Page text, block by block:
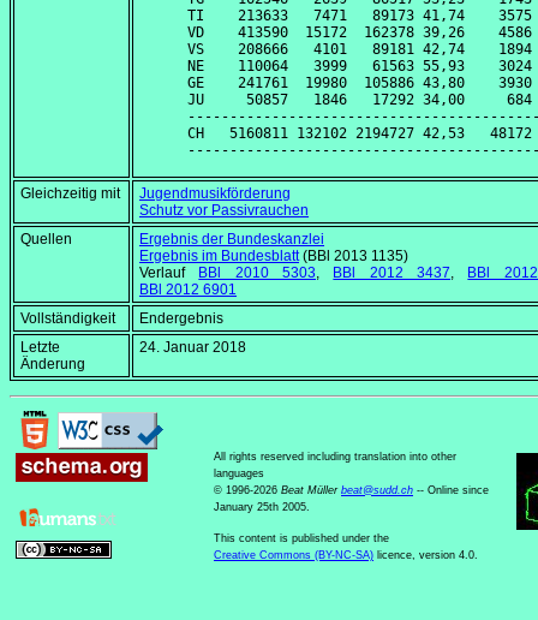
TI    213633   7471   89173 41,74
VD    413590  15172  162378 39,26
VS    208666   4101   89181 42,74
NE    110064   3999   61563 55,93
GE    241761  19980  105886 43,80
JU     50857   1846   17292 34,00
CH   5160811 132102 2194727 42,53
Gleichzeitig mit
Jugendmusikförderung
Schutz vor Passivrauchen
Quellen
Ergebnis der Bundeskanzlei
Ergebnis im Bundesblatt(BBl 2013 1135)
Verlauf
BBl 2010 5303, BBl 2012 3437,
BBl
BBl 2012 6901
Vollständigkeit
Endergebnis
Letzte
Änderung
24. Januar 2018
All rights reserved including translation into other
languages
© 1996-2026 Beat Müller beat@sudd.ch -- Online since
January 25th 2005.
This content is published under the
Creative Commons (BY-NC-SA) licence, version 4.0.